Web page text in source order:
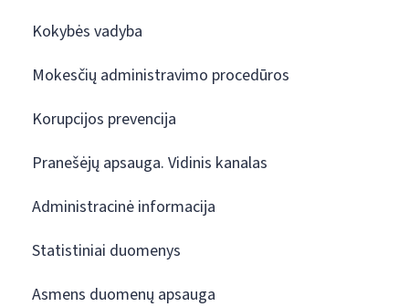
Kokybės vadyba
Mokesčių administravimo procedūros
Korupcijos prevencija
Pranešėjų apsauga. Vidinis kanalas
Administracinė informacija
Statistiniai duomenys
Asmens duomenų apsauga